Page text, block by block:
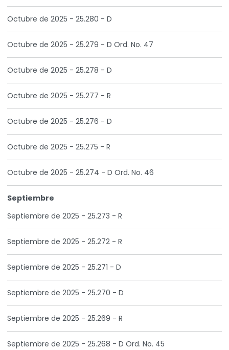
Octubre de 2025 - 25.280 - D
Octubre de 2025 - 25.279 - D Ord. No. 47
Octubre de 2025 - 25.278 - D
Octubre de 2025 - 25.277 - R
Octubre de 2025 - 25.276 - D
Octubre de 2025 - 25.275 - R
Octubre de 2025 - 25.274 - D Ord. No. 46
Septiembre
Septiembre de 2025 - 25.273 - R
Septiembre de 2025 - 25.272 - R
Septiembre de 2025 - 25.271 - D
Septiembre de 2025 - 25.270 - D
Septiembre de 2025 - 25.269 - R
Septiembre de 2025 - 25.268 - D Ord. No. 45